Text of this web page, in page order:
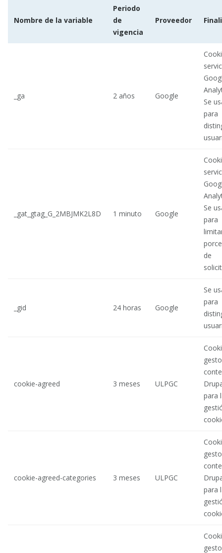
Nombre de la variable
Periodo
de
vigencia
Proveedor
_ga 2 años Google
Se
para
_gat_gtag_G_2MBJMK2L8D 1 minuto Google
Se
para
de
_gid 24 horas Google
Se
para
cookie-agreed 3 meses ULPGC
para
cookie-agreed-categories 3 meses ULPGC
para